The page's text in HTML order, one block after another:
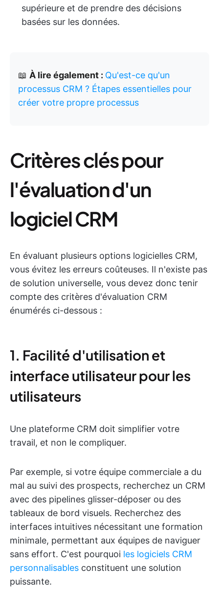
supérieure et de prendre des décisions
basées sur les données.
📖 À lire également : Qu'est-ce qu'un
processus CRM ? Étapes essentielles pour
créer votre propre processus
Critères clés pour
l'évaluation d'un
logiciel CRM
En évaluant plusieurs options logicielles CRM,
vous évitez les erreurs coûteuses. Il n'existe pas
de solution universelle, vous devez donc tenir
compte des critères d'évaluation CRM
énumérés ci-dessous :
1. Facilité d'utilisation et
interface utilisateur pour les
utilisateurs
Une plateforme CRM doit simplifier votre
travail, et non le compliquer.
Par exemple, si votre équipe commerciale a du
mal au suivi des prospects, recherchez un CRM
avec des pipelines glisser-déposer ou des
tableaux de bord visuels. Recherchez des
interfaces intuitives nécessitant une formation
minimale, permettant aux équipes de naviguer
sans effort. C'est pourquoi les logiciels CRM
personnalisables constituent une solution
puissante.